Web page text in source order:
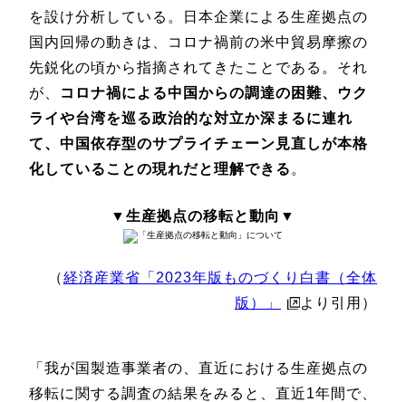
を設け分析している。日本企業による生産拠点の
国内回帰の動きは、コロナ禍前の米中貿易摩擦の
先鋭化の頃から指摘されてきたことである。それ
が、
コロナ禍による中国からの調達の困難、ウク
ライや台湾を巡る政治的な対立か深まるに連れ
て、中国依存型のサプライチェーン見直しが本格
化していることの現れだと理解できる 。
▼生産拠点の移転と動向▼
（経済産業省「2023年版ものづくり白書（全体
版）」
より引用）
「我が国製造事業者の、直近における生産拠点の
移転に関する調査の結果をみると、直近1年間で、